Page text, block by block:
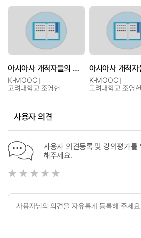
아시아사 개척자들의 역사 이야기 + @
K-MOOC
고려대학교 조영헌
K-MOOC
고려대학교 조영헌
사용자 의견
사용자 의견등록 및 강의평가를
해주세요.